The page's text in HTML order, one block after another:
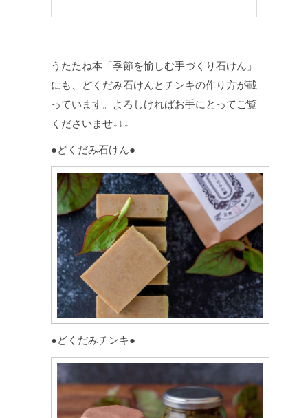
うたたね本「季節を愉しむ手づくり石けん」
にも、どくだみ石けんとチンキの作り方が載
っています。よろしければお手にとってご覧
くださいませ↓↓↓
●どくだみ石けん●
●どくだみチンキ●